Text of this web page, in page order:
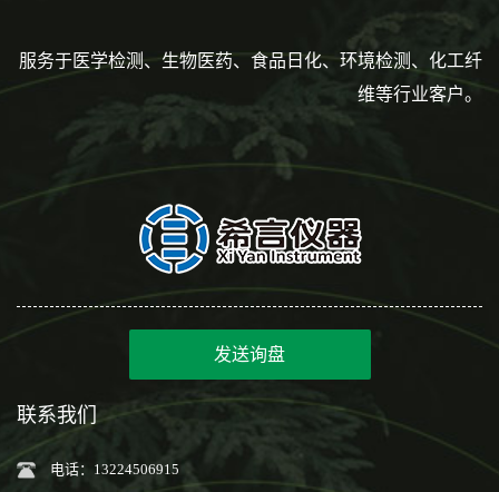
服务于医学检测、生物医药、食品日化、环境检测、化工纤
维等行业客户。
发送询盘
联系我们
电话：13224506915